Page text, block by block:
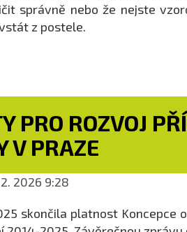
správně nebo že nejste
z postele.
PRO ROZVOJ
V PRAZE
2026 9:28
skončila platnost